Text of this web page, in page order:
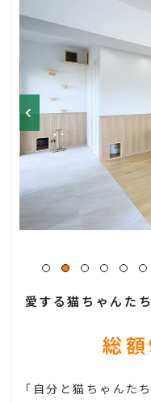
愛する猫ちゃんた
総額
「自分と猫ちゃんた